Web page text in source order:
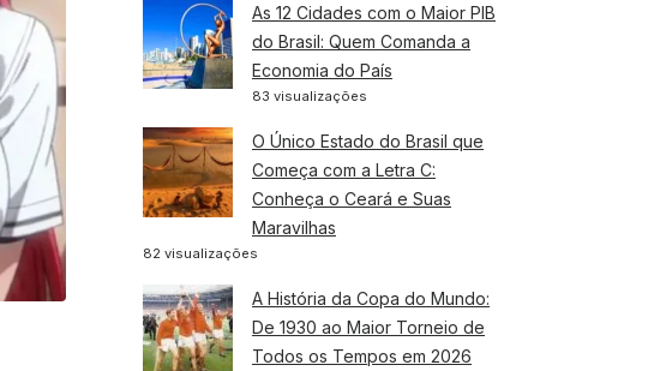
As 12 Cidades com o Maior PIB
do Brasil: Quem Comanda a
Economia do País
83 visualizações
O Único Estado do Brasil que
Começa com a Letra C:
Conheça o Ceará e Suas
Maravilhas
82 visualizações
A História da Copa do Mundo:
De 1930 ao Maior Torneio de
Todos os Tempos em 2026